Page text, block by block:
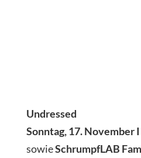
Undressed
Sonntag, 17. November
sowieSchrumpfLAB